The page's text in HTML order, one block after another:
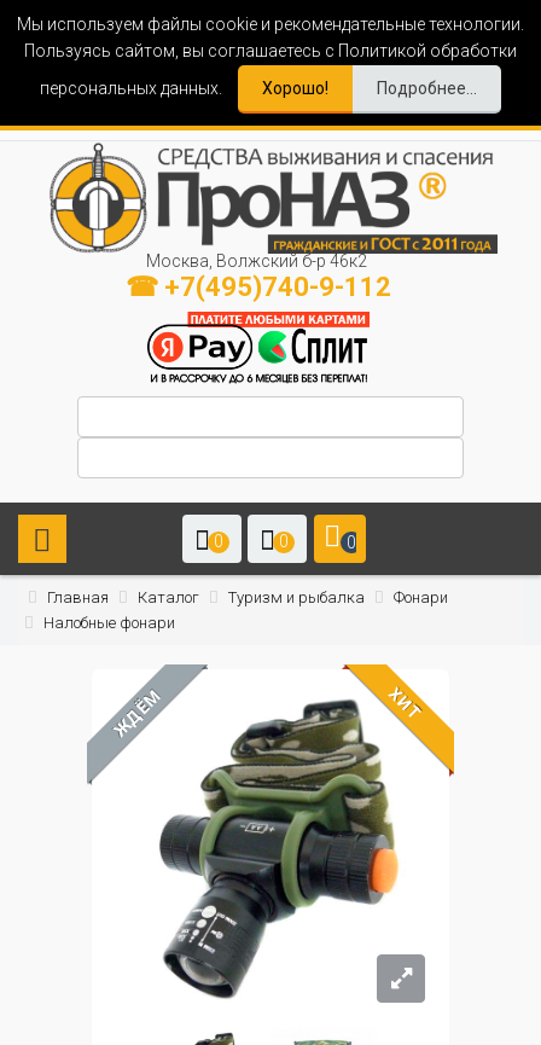
Мы используем файлы cookie и рекомендательные технологии.
Пользуясь сайтом, вы соглашаетесь с Политикой обработки
персональных данных.
Хорошо! Подробнее...
Москва, Волжский б-р 46к2
☎ +7(495)740-9-112
0 0 0
Главная Каталог Туризм и рыбалка
Фонари
Налобные фонари
ЖДЁМ ХИТ